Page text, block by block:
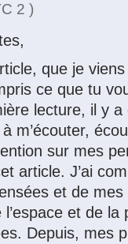
2 )
que je
ce que tu
lecture, il y
m’écouter,
sur mes
article. J’ai
et de
et de la
Depuis, mes